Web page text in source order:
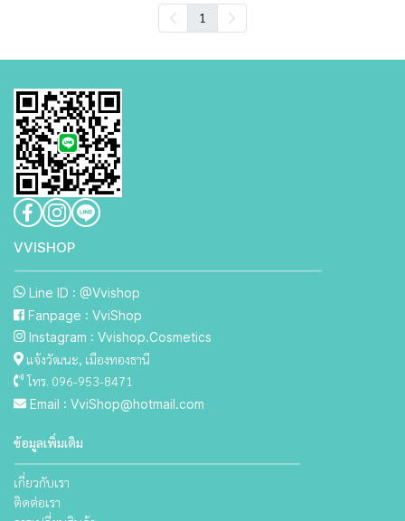
1
VVISHO P
Line ID : @Vvishop
Fanpage : VviShop
Instagram : Vvishop.Cosmetics
แจ้งวัฒนะ, เมืองทองธานี
โทร. 096-953-8471
Email : VviShop@hotmail.com
ข้อมูลเพิ่มเติม
เกี่ยวกับเรา
ติดต่อเรา